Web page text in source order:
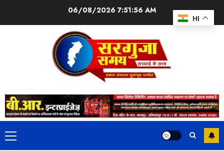
06/08/20267:51:57 AM
HI